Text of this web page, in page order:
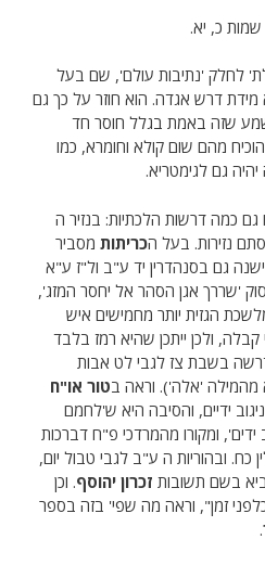
כ, יא.
לחלק 'נתיבות עולם', שם בעל
מידת דרש אגדה. הוא חוזר על כך גם
שזה באמת בגלל חוסר חד
מהם שום קולא וחומרא, כמו
גם לגימטריא.
גם כמה דרשות הלכתיות: בנזיר ה
נזירות. בעל הכריתות מסביר
גם בסנהדרין יד ע"ב ול"ז ע"א
'שררך אגן הסהר אל יחסר המזג',
הגזית יותר מחמישים איש
קבלה, ולכן ייתכן שהיא רמז בלבד
בשבת צז לגבי לט אבות
'אלה'). וראה בטור או"ח
ידיים, והסיבה היא ש'לחמם
ומקורו מהמרדכי פ"ח דברכות
כח. ובהוריות ה ע"ב לגבי טבול יום,
בשם תשובות זכרון יהוסף. וכן
זמן", וראה מה שפי' בזה בספר
.